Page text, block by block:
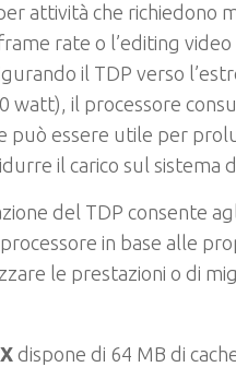
attività che richiedono
rate o l’editing
il TDP verso
watt), il processore
può essere utile per
il carico sul sistema
del TDP consente
in base alle
le prestazioni o di
dispone di 64 MB di